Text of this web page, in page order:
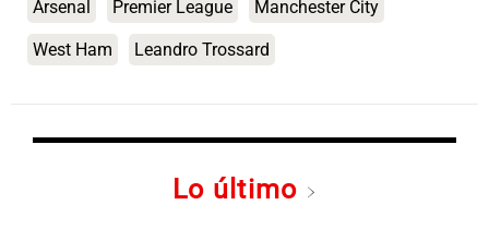
Arsenal Premier League Manchester City
West Ham Leandro Trossard
Lo último